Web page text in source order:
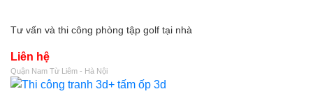
Tư vấn và thi công phòng tập golf tại nhà
Liên hệ
Quận Nam Từ Liêm - Hà Nội